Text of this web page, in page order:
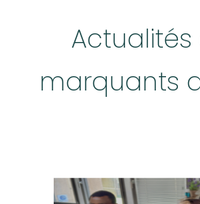
marquants